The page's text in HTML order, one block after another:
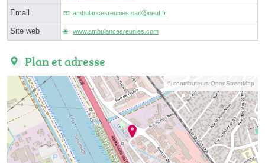
Email ambulancesreunies.sarlⓐneuf.fr
Site web www.ambulancesreunies.com
Plan et adresse
© contributeurs OpenStreetMap